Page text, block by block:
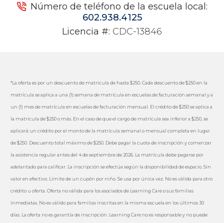
Número de teléfono de la escuela local:
602.938.4125
Licencia #: CDC-13846
*La oferta es por un descuento de matrícula de hasta $250. Cada descuento de $250 en la
matrícula se aplica a una (1) semana de matrícula en escuelas de facturación semanal y a
un (1) mes de matrícula en escuelas de facturación mensual. El crédito de $250 se aplica a
la matrícula de $250 o más. En el caso de que el cargo de matrícula sea inferior a $250, se
aplicará un crédito por el monto de la matrícula semanal o mensual completa en lugar
de $250. Descuento total máximo de $250. Debe pagar la cuota de inscripción y comenzar
la asistencia regular antes del 4 de septiembre de 2026. La matrícula debe pagarse por
adelantado para calificar. La inscripción se efectúa según la disponibilidad de espacio. Sin
valor en efectivo. Límite de un cupón por niño. Se usa por única vez. No es válida para otro
crédito u oferta. Oferta no válida para los asociados de Learning Care o sus familias
inmediatas. No es válido para familias inscritas en la misma escuela en los últimos 30
días. La oferta no es garantía de inscripción. Learning Care no es responsable y no puede